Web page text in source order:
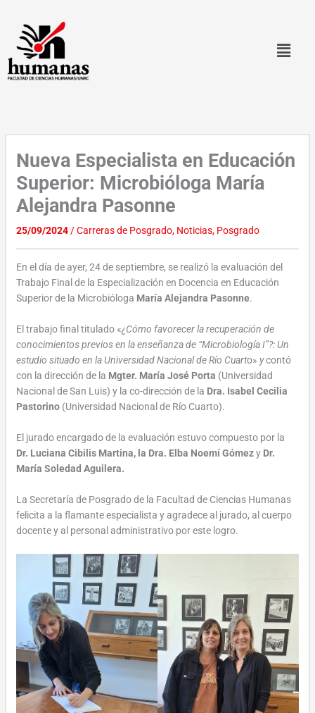
contenido
Nueva Especialista en Educación
Superior: Microbióloga María
Alejandra Pasonne
25/09/2024/Carreras de Posgrado, Noticias, Posgrado
En el día de ayer, 24 de septiembre, se realizó la evaluación del
Trabajo Final de la Especialización en Docencia en Educación
Superior de la Microbióloga María Alejandra Pasonne.
El trabajo final titulado «¿Cómo favorecer la recuperación de
conocimientos previos en la enseñanza de “Microbiología I”?: Un
estudio situado en la Universidad Nacional de Río Cuarto» ycontó
con la dirección de la Mgter. María José Porta (Universidad
Nacional de San Luis) y la co-dirección de la Dra. Isabel Cecilia
Pastorino (Universidad Nacional de Río Cuarto).
El jurado encargado de la evaluación estuvo compuesto por la
Dr. Luciana Cibilis Martina, la Dra. Elba Noemí Gómezy Dr.
María Soledad Aguilera.
La Secretaría de Posgrado de la Facultad de Ciencias Humanas
felicita a la flamante especialista y agradece al jurado, al cuerpo
docente y al personal administrativo por este logro.